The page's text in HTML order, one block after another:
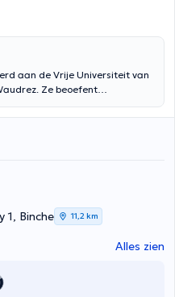
aan de Vrije Universiteit van
Ze beoefent
modules die met name
kennis voor een
te maken.
1, Binche 11,2 km
Alles zien